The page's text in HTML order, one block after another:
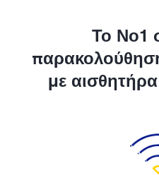
Το Νο1
με